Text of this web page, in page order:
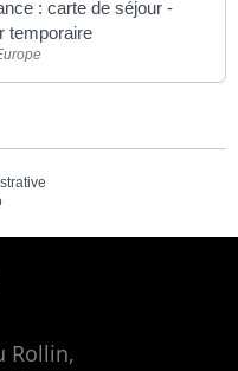
: carte de séjour -
temporaire
Rollin,